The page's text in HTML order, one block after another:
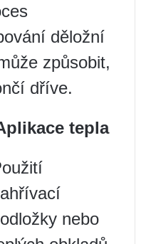
děložní
způsobit,
dříve.
tepla
nebo